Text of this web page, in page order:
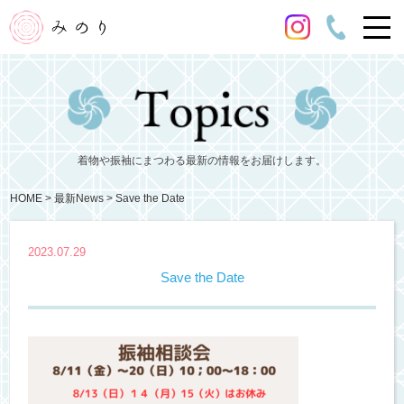
着物や振袖にまつわる最新の情報をお届けします。
HOME 最新News Save the Date
2023.07.29
Save the Date